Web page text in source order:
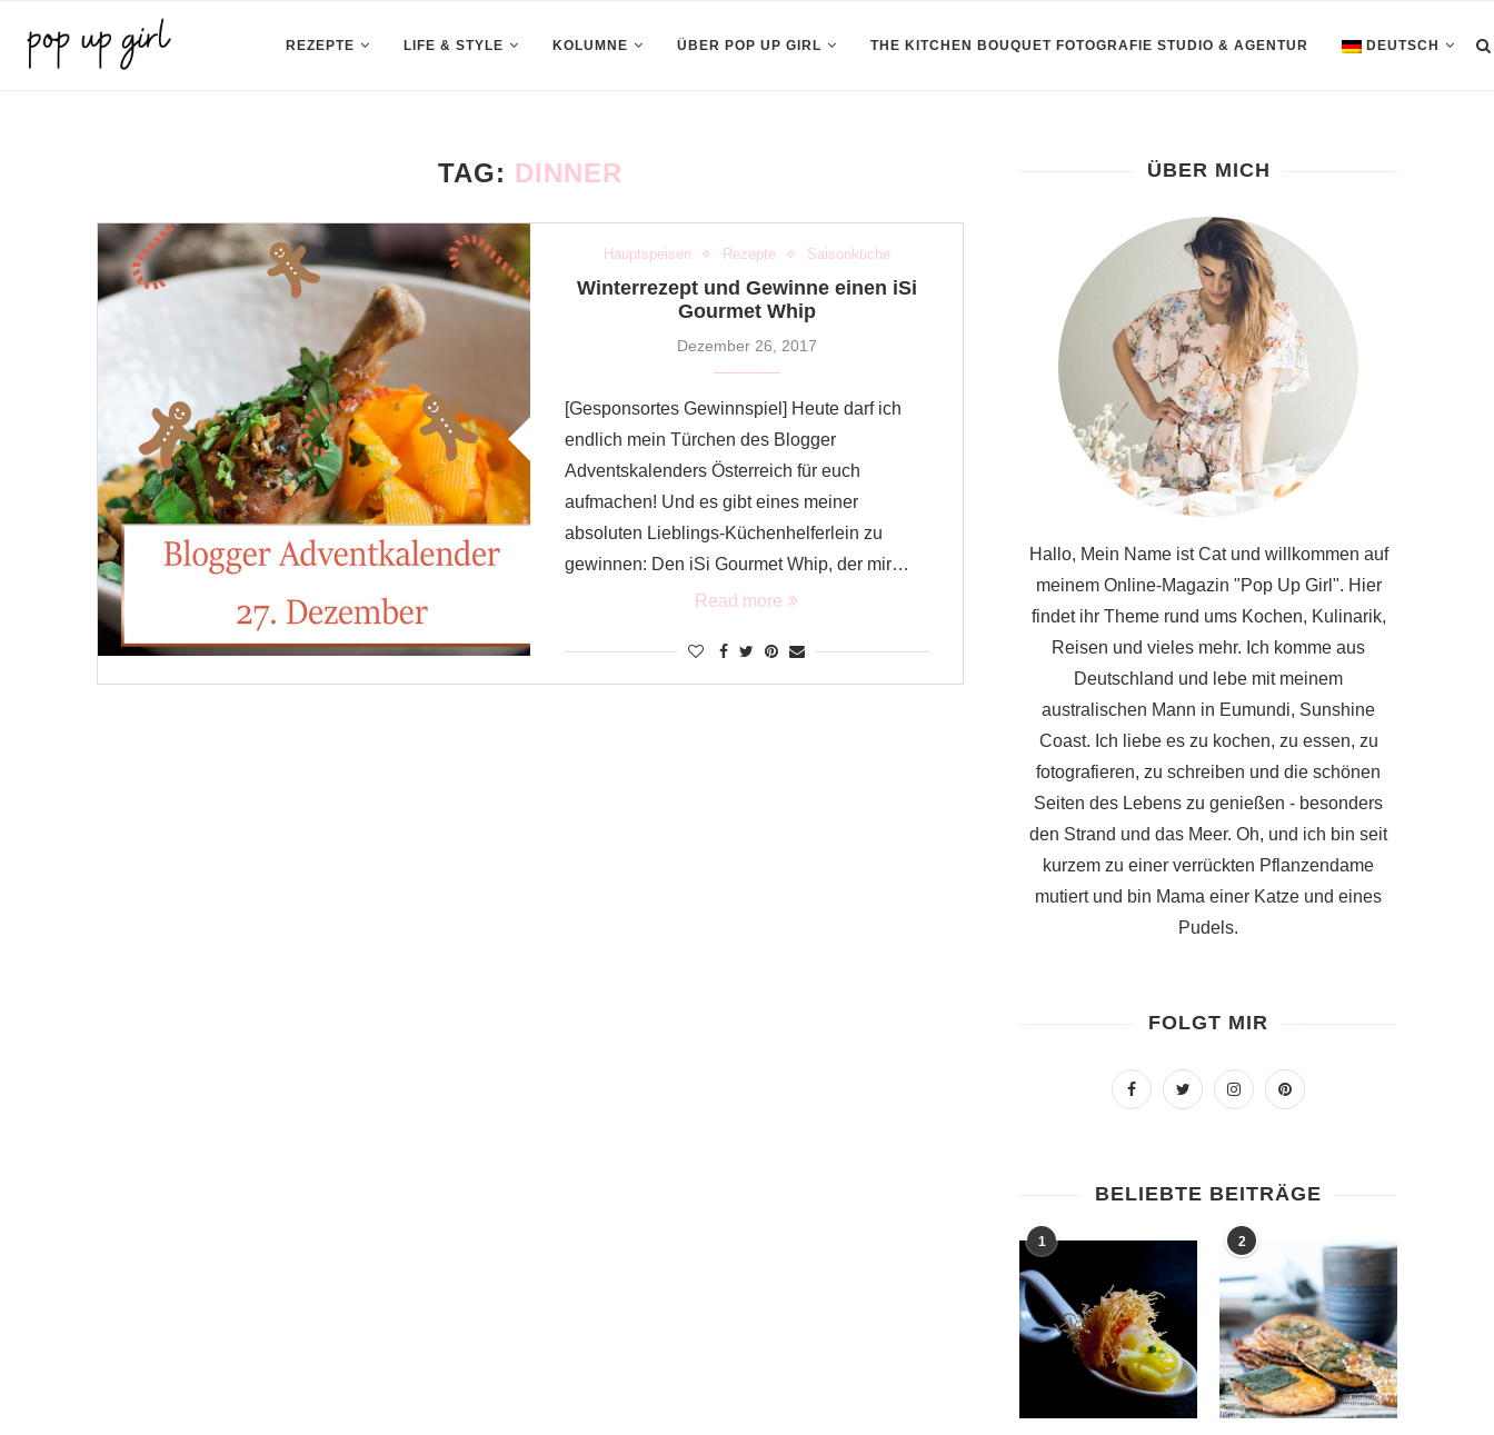
REZEPTE LIFE & STYLE KOLUMNE ÜBER POP UP GIRL THE KITCHEN BOUQUET FOTOGRAFIE STUDIO & AGENTUR DEUTSCH
TAG: DINNER
Hauptspeisen Rezepte Saisonküche
Winterrezept und Gewinne einen iSi
Gourmet Whip
Dezember 26, 2017
[Gesponsortes Gewinnspiel] Heute darf ich
endlich mein Türchen des Blogger
Adventskalenders Österreich für euch
aufmachen! Und es gibt eines meiner
absoluten Lieblings-Küchenhelferlein zu
gewinnen: Den iSi Gourmet Whip, der mir…
Read more
ÜBER MICH
Hallo, Mein Name ist Cat und willkommen auf
meinem Online-Magazin "Pop Up Girl". Hier
findet ihr Theme rund ums Kochen, Kulinarik,
Reisen und vieles mehr. Ich komme aus
Deutschland und lebe mit meinem
australischen Mann in Eumundi, Sunshine
Coast. Ich liebe es zu kochen, zu essen, zu
fotografieren, zu schreiben und die schönen
Seiten des Lebens zu genießen - besonders
den Strand und das Meer. Oh, und ich bin seit
kurzem zu einer verrückten Pflanzendame
mutiert und bin Mama einer Katze und eines
Pudels.
FOLGT MIR
BELIEBTE BEITRÄGE
1 2